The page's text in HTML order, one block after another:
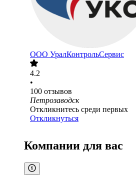
ООО УралКонтрольСервис
4.2
•
100 отзывов
Петрозаводск
Откликнитесь среди первых
Откликнуться
Компании для вас